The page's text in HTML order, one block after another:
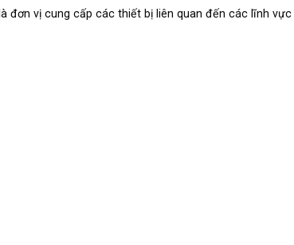
đơn vị cung cấp các thiết bị liên quan đến các lĩnh